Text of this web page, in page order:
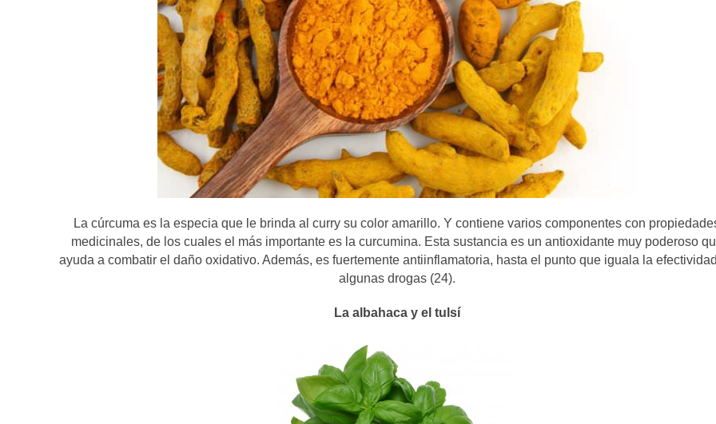
La cúrcuma es la especia que le brinda al curry su color amarillo. Y contiene varios componentes con
medicinales, de los cuales el más importante es la curcumina. Esta sustancia es un antioxidante muy poderoso
ayuda a combatir el daño oxidativo. Además, es fuertemente antiinflamatoria, hasta el punto que iguala la
algunas drogas (24).
La albahaca y el tulsí